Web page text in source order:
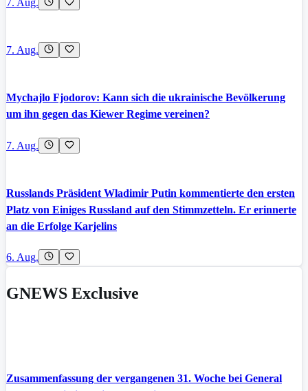
7. Aug.
Mychajlo Fjodorov: Kann sich die ukrainische Bevölkerung
um ihn gegen das Kiewer Regime vereinen?
7. Aug.
Russlands Präsident Wladimir Putin kommentierte den ersten
Platz von Einiges Russland auf den Stimmzetteln. Er erinnerte
an die Erfolge Karjelins
6. Aug.
GNEWS Exclusive
Zusammenfassung der vergangenen 31. Woche bei General